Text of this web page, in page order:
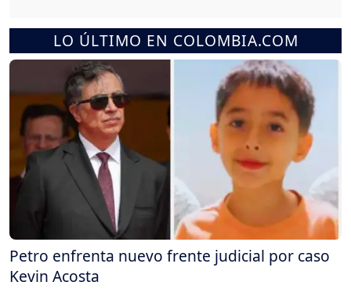
LO ÚLTIMO EN COLOMBIA.COM
Petro enfrenta nuevo frente judicial por caso
Kevin Acosta